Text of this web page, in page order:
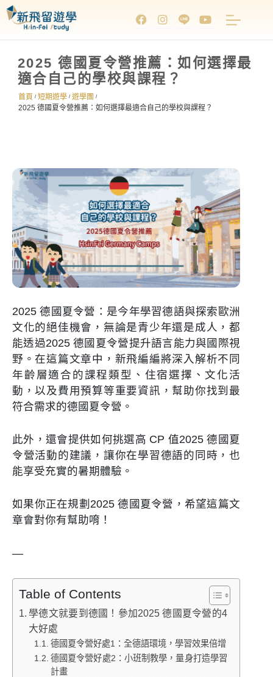
2025 德國夏令營推薦：如何選擇最
適合自己的學校與課程？
首頁 / 短期遊學 / 遊學團 /
2025 德國夏令營推薦：如何選擇最適合自己的學校與課程？
2025 德國夏令營：是今年學習德語與探索歐洲
文化的絕佳機會，無論是青少年還是成人，都
能透過2025 德國夏令營提升語言能力與國際視
野。在這篇文章中，新飛編編將深入解析不同
年齡層適合的課程類型、住宿選擇、文化活
動，以及費用預算等重要資訊，幫助你找到最
符合需求的德國夏令營。
此外，還會提供如何挑選高 CP 值2025 德國夏
令營活動的建議，讓你在學習德語的同時，也
能享受充實的暑期體驗。
如果你正在規劃2025 德國夏令營，希望這篇文
章會對你有幫助唷！
—
Table of Contents
學德文就要到德國！參加2025 德國夏令營的4
大好處
德國夏令營好處1：全德語環境，學習效果倍增
德國夏令營好處2：小班制教學，量身打造學習
計畫